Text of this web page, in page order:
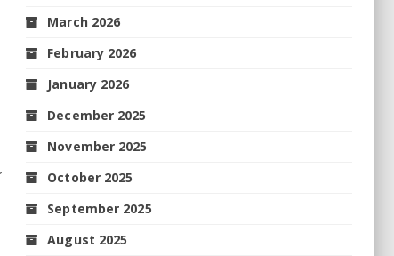
March 2026
February 2026
January 2026
December 2025
November 2025
October 2025
September 2025
August 2025